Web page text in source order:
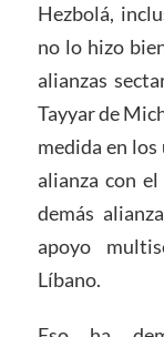
Hezbolá,
no lo hizo
alianzas
Tayyar de
medida en
alianza con
demás
apoyo
Líbano.